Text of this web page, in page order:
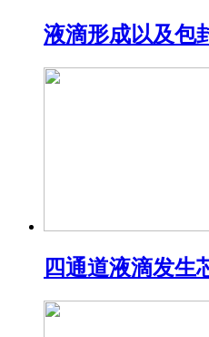
液滴形成以及包
四通道液滴发生